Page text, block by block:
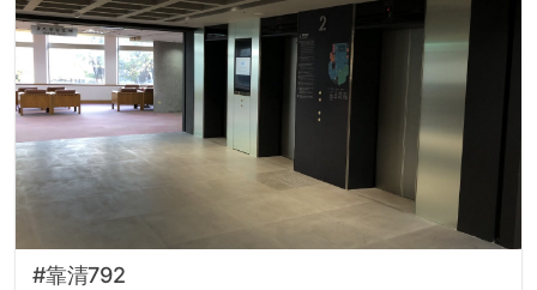
#靠清792